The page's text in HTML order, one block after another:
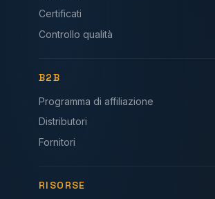
Certificati
Controllo qualità
B2B
Programma di affiliazione
Distributori
Fornitori
RISORSE